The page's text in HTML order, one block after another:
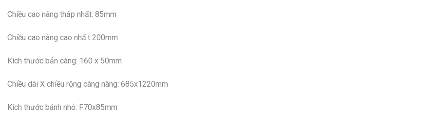
Chiều cao nâng thấp nhất: 85mm
Chiều cao nâng cao nhấ:t 200mm
Kích thước bản càng: 160 x 50mm
Chiều dài X chiều rộng càng nâng: 685x1220mm
Kích thước bánh nhỏ: F70x85mm